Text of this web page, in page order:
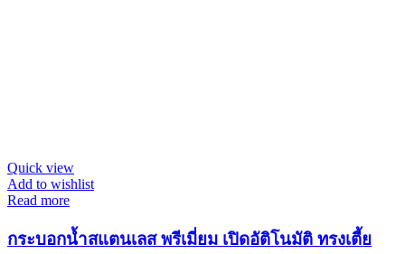
Quick view
Add to wishlist
Read more
กระบอกน้ำสแตนเลส พรีเมี่ยม เปิดอัติโนมัติ ทรงเตี้ย